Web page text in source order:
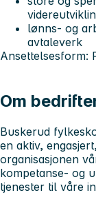
lønns- og
avtaleverk
Ansettelsesform:
Om
Buskerud
en aktiv,
organisasjonen
kompetanse- og
tjenester til våre